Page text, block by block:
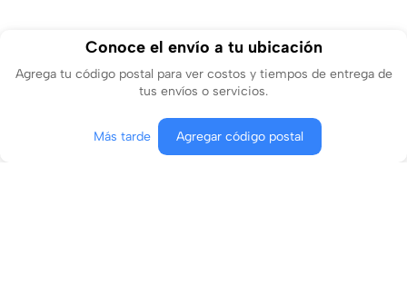
Conoce el envío a tu ubicación
Agrega tu código postal para ver costos y tiempos de entrega de
tus envíos o servicios.
Más tarde Agregar código postal
Agregar al carrito Comprar ahora